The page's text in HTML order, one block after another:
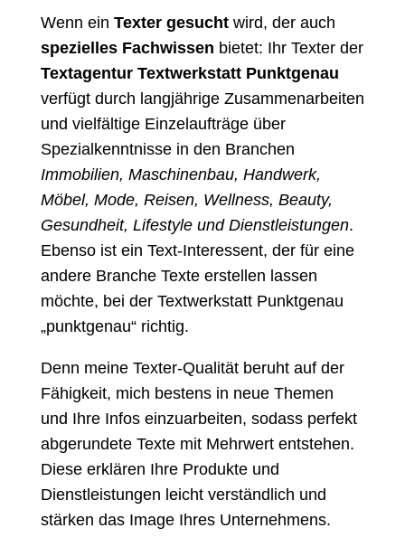
Wenn ein Texter gesuchtwird, der auch
spezielles Fachwissen bietet: Ihr Texter der
Textagentur Textwerkstatt Punktgenau
verfügt durch langjährige Zusammenarbeiten
und vielfältige Einzelaufträge über
Spezialkenntnisse in den Branchen
Immobilien, Maschinenbau, Handwerk,
Möbel, Mode, Reisen, Wellness, Beauty,
Gesundheit, Lifestyle und Dienstleistungen.
Ebenso ist ein Text-Interessent, der für eine
andere Branche Texte erstellen lassen
möchte, bei der Textwerkstatt Punktgenau
„punktgenau“ richtig.
Denn meine Texter-Qualität beruht auf der
Fähigkeit, mich bestens in neue Themen
und Ihre Infos einzuarbeiten, sodass perfekt
abgerundete Texte mit Mehrwert entstehen.
Diese erklären Ihre Produkte und
Dienstleistungen leicht verständlich und
stärken das Image Ihres Unternehmens.